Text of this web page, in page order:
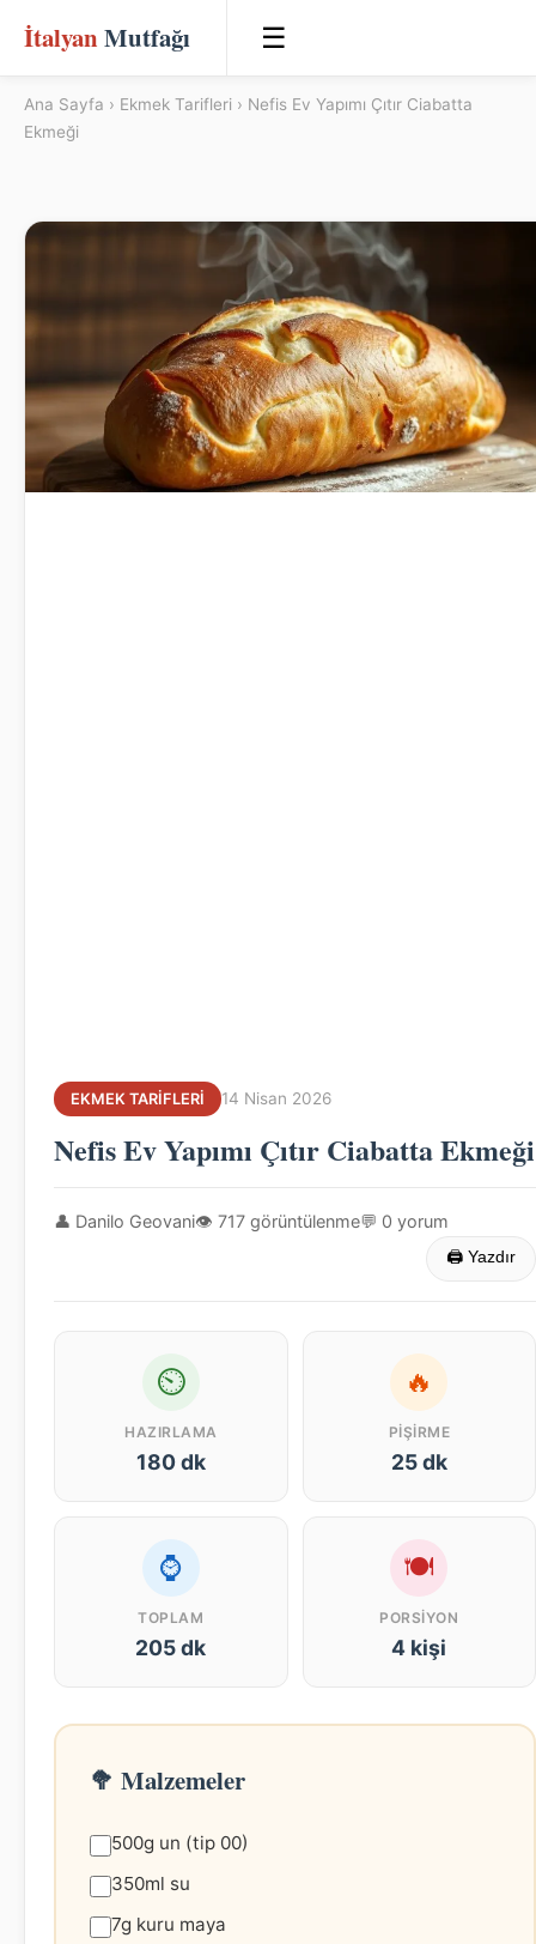
İtalyan Mutfağı ☰
Ana Sayfa › Ekmek Tarifleri › Nefis Ev Yapımı Çıtır Ciabatta
Ekmeği
EKMEK TARIFLERI 14 Nisan 2026
Nefis Ev Yapımı Çıtır Ciabatta Ekmeği
👤 Danilo Geovani👁 717 görüntülenme💬 0 yorum
🖨 Yazdır
⏲
HAZIRLAMA
180 dk
🔥
PIŞIRME
25 dk
⌚
TOPLAM
205 dk
🍽
PORSIYON
4 kişi
🥦 Malzemeler
500g un (tip 00)
350ml su
7g kuru maya